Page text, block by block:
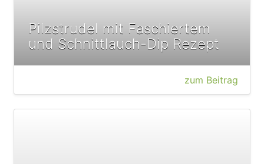
Pilzstrudel mit Faschiertem
und Schnittlauch-Dip Rezept
zum Beitrag